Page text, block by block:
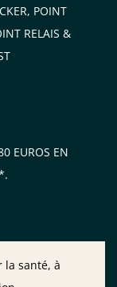
POINT
RELAIS &
EUROS EN
la santé, à